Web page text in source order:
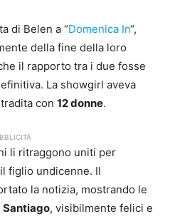
di Belen a “Domenica In“,
della fine della loro
il rapporto tra i due fosse
La showgirl aveva
con 12 donne.
li ritraggono uniti per
figlio undicenne. Il
la notizia, mostrando le
Santiago, visibilmente felici e